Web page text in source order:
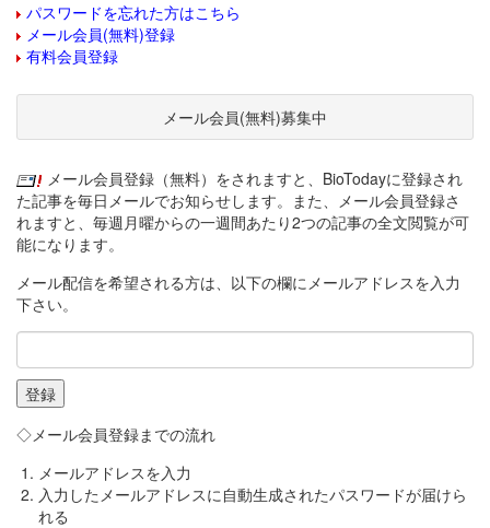
パスワードを忘れた方はこちら
メール会員(無料)登録
有料会員登録
メール会員(無料)募集中
メール会員登録（無料）をされますと、BioTodayに登録され
た記事を毎日メールでお知らせします。また、メール会員登録さ
れますと、毎週月曜からの一週間あたり2つの記事の全文閲覧が可
能になります。
メール配信を希望される方は、以下の欄にメールアドレスを入力
下さい。
◇メール会員登録までの流れ
メールアドレスを入力
入力したメールアドレスに自動生成されたパスワードが届けら
れる